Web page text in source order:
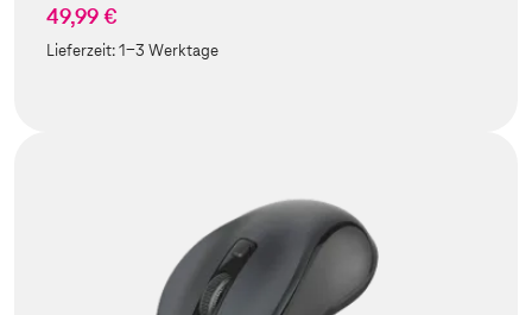
49,99 €
Lieferzeit:1-3 Werktage